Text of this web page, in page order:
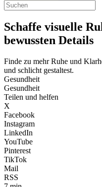
Schaffe visuelle
bewussten Details
Finde zu mehr Ruhe und
und schlicht gestaltest.
Gesundheit
Gesundheit
Teilen und helfen
X
Facebook
Instagram
LinkedIn
YouTube
Pinterest
TikTok
Mail
RSS